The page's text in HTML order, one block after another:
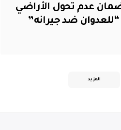
ضمان عدم تحول الأراضي
“للعدوان ضد جيرانه”
المزيد